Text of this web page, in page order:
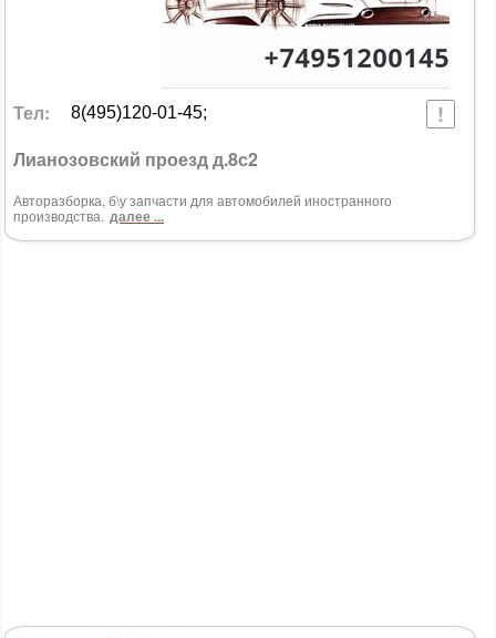
Тел: 8(495)120-01-45;
Лианозовский проезд д.8с2
Авторазборка, б\у запчасти для автомобилей иностранного
производства. далее ...